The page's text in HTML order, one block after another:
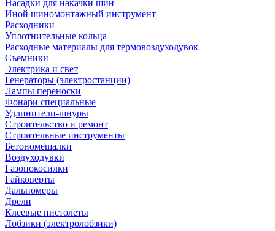
Насадки для накачки шин
Иной шиномонтажный инструмент
Расходники
Уплотнительные кольца
Расходные материалы для термовоздуходувок
Съемники
Электрика и свет
Генераторы (электростанции)
Лампы переноски
Фонари специальные
Удлинители-шнуры
Строительство и ремонт
Строительные инструменты
Бетономешалки
Воздуходувки
Газонокосилки
Гайковерты
Дальномеры
Дрели
Клеевые пистолеты
Лобзики (электролобзики)